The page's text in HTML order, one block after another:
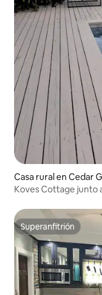
Casa rural en Cedar
Koves Cottage junto
Superanfitrión
Superanfitrión